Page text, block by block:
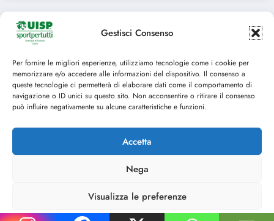
Gestisci Consenso
Per fornire le migliori esperienze, utilizziamo tecnologie come i cookie per
memorizzare e/o accedere alle informazioni del dispositivo. Il consenso a
queste tecnologie ci permetterà di elaborare dati come il comportamento di
navigazione o ID unici su questo sito. Non acconsentire o ritirare il consenso
può influire negativamente su alcune caratteristiche e funzioni.
Accetta
Nega
Visualizza le preferenze
Seguici su:
FACEBOOK
TWITTER
INSTAGRAM
YOUTUBE
Cookie Policy (UE)
80153870102 - P.IVA 03029350109